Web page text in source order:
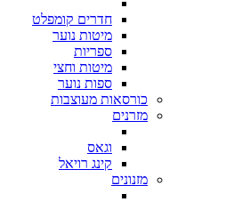
חדרים קומפלט
מיטות נוער
ספריות
מיטות וחצי
ספות נוער
כורסאות מעוצבות
מזרנים
וגאס
קינג רויאל
מזנונים